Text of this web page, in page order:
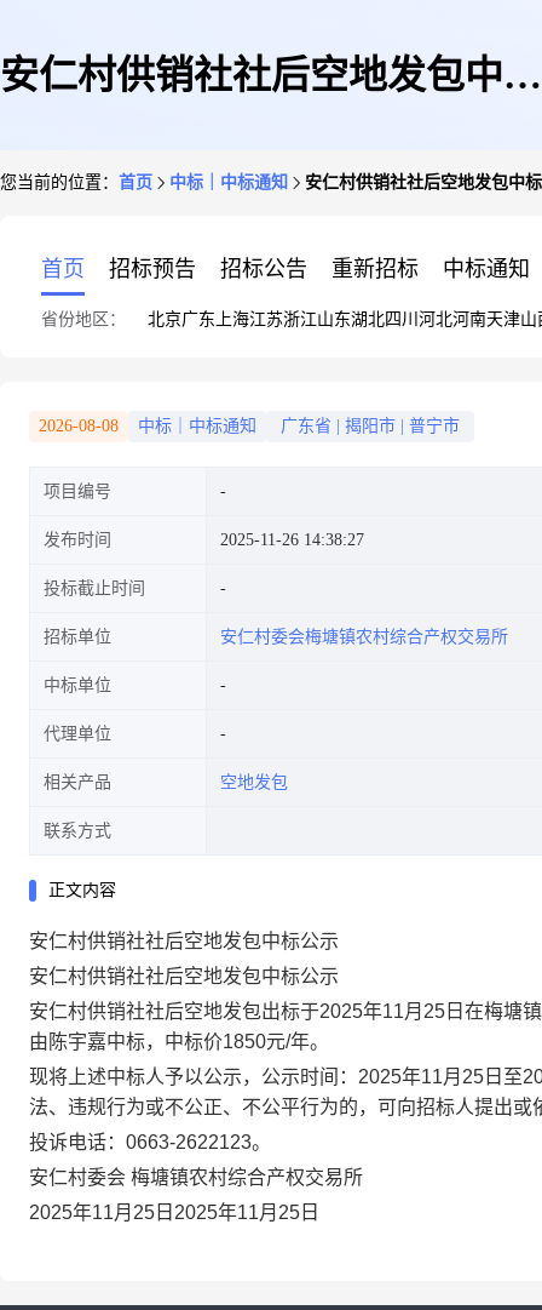
安仁村供销社社后空地发包中标
您当前的位置： 首页 中标｜中标通知 安仁村供销社社后空地发包中
首页 招标预告 招标公告 重新招标 中标通知
省份地区： 北京广东 上海江苏浙江山东湖北四川 河北河南天津山
2026-08-08 中标｜中标通知 广东省 揭阳市 普宁市
项目编号
发布时间 2025-11-26 14:38:27
投标截止时间
招标单位 安仁村委会梅塘镇农村综合产权交易所
中标单位
代理单位
相关产品 空地发包
联系方式
正文内容
安仁村供销社社后空地发包中标公示
安仁村供销社社后空地发包中标公示
安仁村供销社社后空地发包出标于2025年11月 25 日 在梅塘
由陈宇嘉中标，中标价1850元/年。
现将上述中标人予以公示，公示时间： 2025年11月 25 日 至
法、违规行为或不公正、不公平行为的，可向招标人提出或
投诉电话： 0663-2622123。
安仁村委会 梅塘镇农村综合产权交易所
2025年11月 25 日 2025年11月 25 日